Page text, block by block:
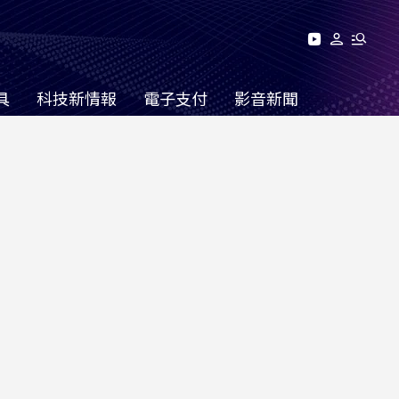
科技新情報 電子支付 影音新聞